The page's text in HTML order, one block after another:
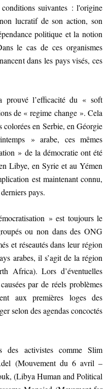
suivantes : l'origine
lucratif de son action, son
politique et la notion
le cas de ces organismes
dans les pays visés, ces
prouvé l’efficacité du « soft
de « regime change ». Cela
colorées en Serbie, en Géorgie
» arabe, ces mêmes
» de la démocratie ont été
Libye, en Syrie et au Yémen
est maintenant connu,
pays.
» est toujours le
ou non dans des ONG
et réseautés dans leur région
arabes, il s’agit de la région
Africa). Lors d’éventuelles
par de réels problèmes
aux premières loges des
selon des agendas concoctés
des activistes comme Slim
(Mouvement du 6 avril –
(Libya Human and Political